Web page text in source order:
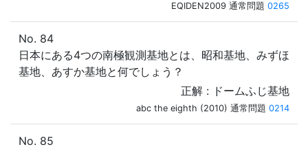
EQIDEN2009 通常問題 0265
No. 84
日本にある4つの南極観測基地とは、昭和基地、みずほ
基地、あすか基地と何でしょう？
正解 : ドームふじ基地
abc the eighth (2010) 通常問題 0214
No. 85